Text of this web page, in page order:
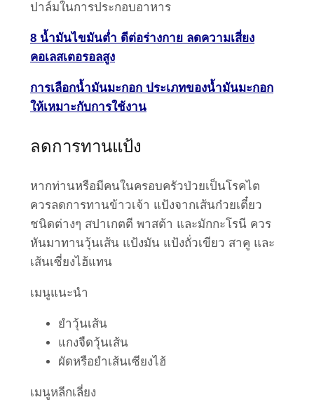
ปาล์มในการประกอบอาหาร
8 น้ำมันไขมันต่ำ ดีต่อร่างกาย ลดความเสี่ยง
คอเลสเตอรอลสูง
การเลือกน้ำมันมะกอก ประเภทของน้ำมันมะกอก
ให้เหมาะกับการใช้งาน
ลดการทานแป้ง
หากท่านหรือมีคนในครอบครัวป่วยเป็นโรคไต
ควรลดการทานข้าวเจ้า แป้งจากเส้นก๋วยเตี๋ยว
ชนิดต่างๆ สปาเกตตี พาสต้า และมักกะโรนี ควร
หันมาทานวุ้นเส้น แป้งมัน แป้งถั่วเขียว สาคู และ
เส้นเซี่ยงไฮ้แทน
เมนูแนะนำ
ยำวุ้นเส้น
แกงจืดวุ้นเส้น
ผัดหรือยำเส้นเซียงไฮ้
เมนูหลีกเลี่ยง